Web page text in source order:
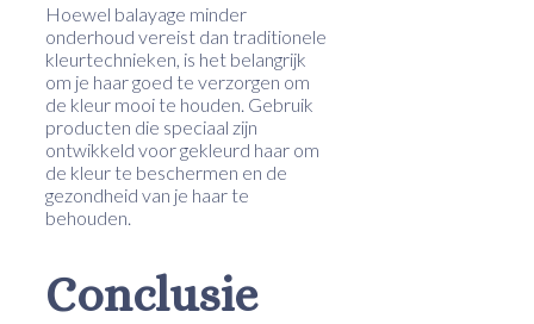
Hoewel balayage minder
onderhoud vereist dan traditionele
kleurtechnieken, is het belangrijk
om je haar goed te verzorgen om
de kleur mooi te houden. Gebruik
producten die speciaal zijn
ontwikkeld voor gekleurd haar om
de kleur te beschermen en de
gezondheid van je haar te
behouden.
Conclusie